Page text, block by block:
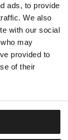
ads, to provide
We also
with our social
may
provided to
of their